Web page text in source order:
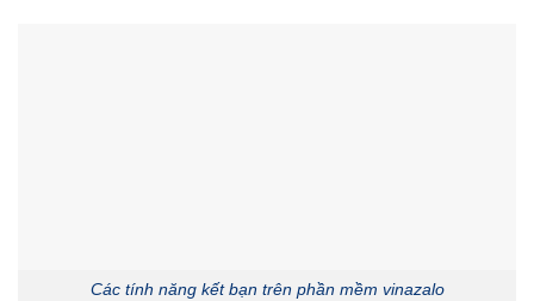
Các tính năng kết bạn trên phần mềm vinazalo